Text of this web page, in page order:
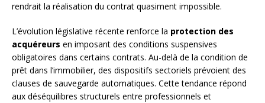
rendrait la réalisation du contrat quasiment impossible.
L’évolution législative récente renforce la protection des
acquéreurs en imposant des conditions suspensives
obligatoires dans certains contrats. Au-delà de la condition de
prêt dans l’immobilier, des dispositifs sectoriels prévoient des
clauses de sauvegarde automatiques. Cette tendance répond
aux déséquilibres structurels entre professionnels et